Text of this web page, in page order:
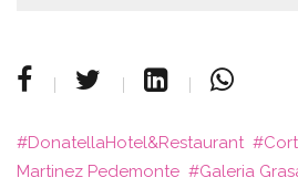
DonatellaHotel&Restaurant
Martinez Pedemonte
Galeria